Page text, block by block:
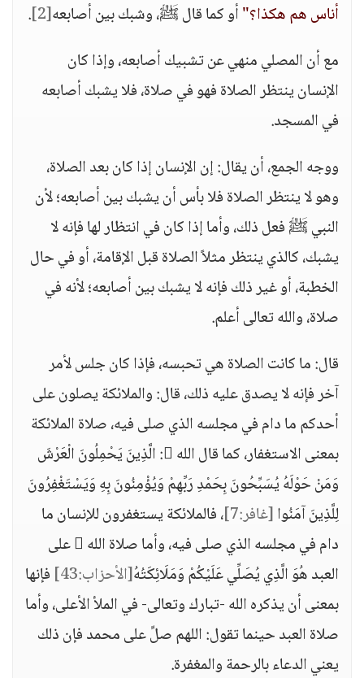
أناس هم هكذا؟"أو كما قال ﷺ، وشبك بين أصابعه[2]
.
مع أن المصلي منهي عن تشبيك أصابعه، وإذا كان
الإنسان ينتظر الصلاة فهو في صلاة، فلا يشبك أصابعه
في المسجد.
ووجه الجمع، أن يقال: إن الإنسان إذا كان بعد الصلاة،
وهو لا ينتظر الصلاة فلا بأس أن يشبك بين أصابعه؛ لأن
النبي ﷺ فعل ذلك، وأما إذا كان في انتظار لها فإنه لا
يشبك، كالذي ينتظر مثلاً الصلاة قبل الإقامة، أو في حال
الخطبة، أو غير ذلك فإنه لا يشبك بين أصابعه؛ لأنه في
صلاة، والله تعالى أعلم.
قال: ما كانت الصلاة هي تحبسه، فإذا كان جلس لأمر
آخر فإنه لا يصدق عليه ذلك، قال: والملائكة يصلون على
أحدكم ما دام في مجلسه الذي صلى فيه، صلاة الملائكة
بمعنى الاستغفار، كما قال الله : الَّذِينَ يَحْمِلُونَ الْعَرْشَ
وَمَنْ حَوْلَهُ يُسَبِّحُونَ بِحَمْدِ رَبِّهِمْ وَيُؤْمِنُونَ بِهِ وَيَسْتَغْفِرُونَ
لِلَّذِينَ آمَنُوا[غافر:7] ، فالملائكة يستغفرون للإنسان ما
دام في مجلسه الذي صلى فيه، وأما صلاة الله  على
العبد هُوَ الَّذِي يُصَلِّي عَلَيْكُمْ وَمَلَائِكَتُهُ[الأحزاب:43]
فإنها
بمعنى أن يذكره الله -تبارك وتعالى- في الملأ الأعلى، وأما
صلاة العبد حينما تقول: اللهم صلِّ على محمد فإن ذلك
يعني الدعاء بالرحمة والمغفرة.